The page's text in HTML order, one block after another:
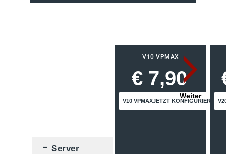
Server
V10 VPMAX
€ 7,90
V10 VPMAXJETZT KONFIGURIEREN